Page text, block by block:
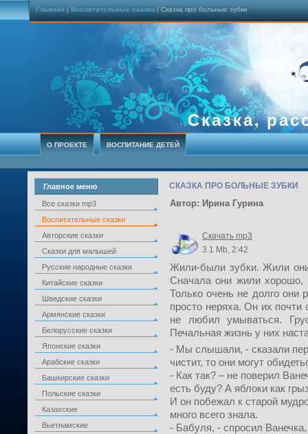
Главная | Воспитательные сказки | Сказка про больные зубки
Сказка,
О ПРОЕКТЕ ВОСПИТАНИЕ ДЕТЕЙ
Главное меню
Все сказки mp3
Воспитательные сказки
Авторские сказки
Сказки для малышей
Русские народные сказки
Китайские сказки
Шведские сказки
Армянские сказки
Белорусские сказки
Японские сказки
Арабские сказки
Башкирские сказки
Польские сказки
Казахские
Вьетнамские
СКАЗКА ПРО БОЛЬНЫЕ ЗУБКИ
Автор: Ирина Гурина
Скачать mp3
3.1 Mb, 2:42
Жили-были зубки. Жили
Сначала они жили
Только очень не долго они
просто неряха. Он их
не любил умываться.
Печальная жизнь у них
- Мы слышали, - сказали
чистит, то они могут
- Как так? – не поверил
есть буду? А яблоки как
И он побежал к старой
много всего знала.
- Бабуля, - спросил